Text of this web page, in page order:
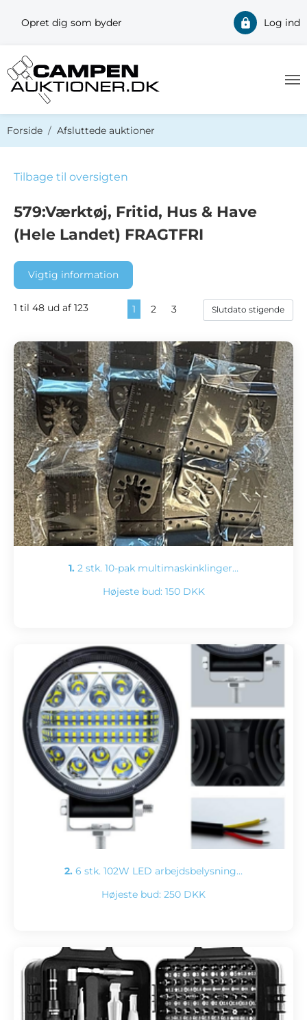
Opret dig som byder Log ind
Forside Afsluttede auktioner
Tilbage til oversigten
579:Værktøj, Fritid, Hus & Have
(Hele Landet) FRAGTFRI
Vigtig information
1 til 48 ud af 123 1 2 3
1. 2 stk. 10-pak multimaskinklinger…
Højeste bud: 150 DKK
2. 6 stk. 102W LED arbejdsbelysning…
Højeste bud: 250 DKK